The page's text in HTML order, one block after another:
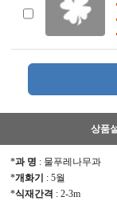
상품
*과 명 : 물푸레나무과
*개화기
: 5월
*식재간격 : 2-3m